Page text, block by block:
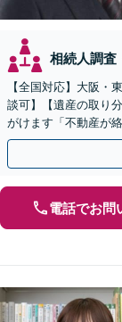
相続人調査
【全国対応】大阪・
談可】【遺産の取り
がけます「不動産が
執行／事業承継など
電話でお問